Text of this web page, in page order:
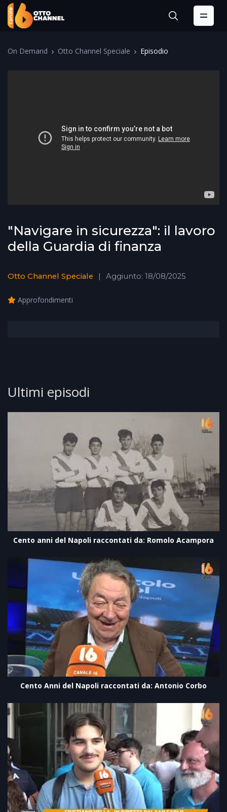
On Demand Otto Channel Speciale Episodio
"Navigare in sicurezza": il lavoro
della Guardia di finanza
Otto Channel Speciale Aggiunto: 18/08/2025
Approfondimenti
Ultimi episodi
Cento anni del Napoli raccontati da: Romolo Acampora
Cento Anni del Napoli raccontati da: Antonio Corbo